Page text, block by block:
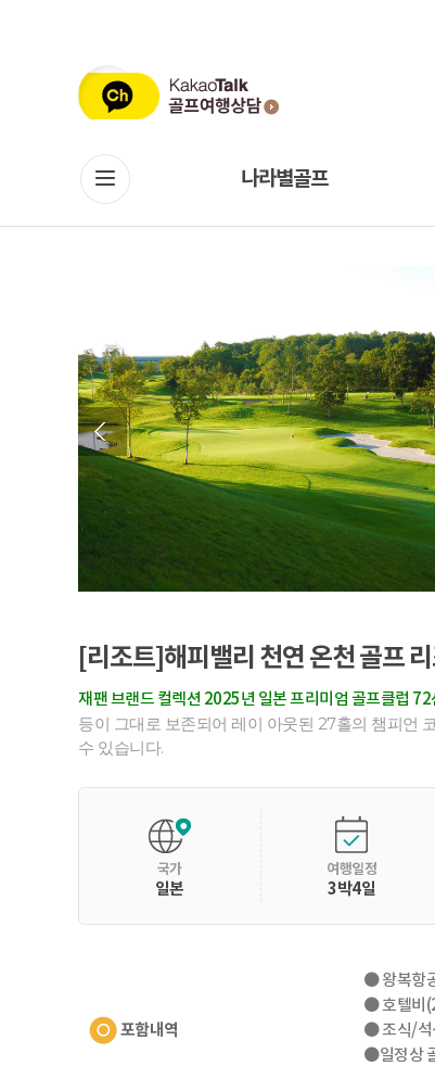
나라별골프
Previous
[리조트]해피밸리 천연 온천 골프
재팬 브랜드 컬렉션 2025년 일본 프리미엄 골프클럽 72
등이 그대로 보존되어 레이 아웃된 27홀의 챔피언
수 있습니다.
국가
일본
여행일정
3박4일
포함내역
● 왕복항
● 호텔비
● 조식/석
●일정상